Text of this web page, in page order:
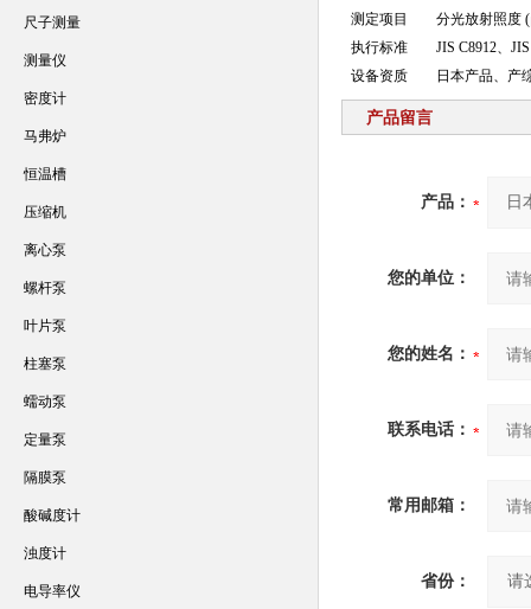
测定项目
分光放射照度
执行标准
JIS C8912、
设备资质
日本产品、产
产品留言
产品：
您的单位：
您的姓名：
联系电话：
常用邮箱：
省份：
尺子测量
测量仪
密度计
马弗炉
恒温槽
压缩机
离心泵
螺杆泵
叶片泵
柱塞泵
蠕动泵
定量泵
隔膜泵
酸碱度计
浊度计
电导率仪